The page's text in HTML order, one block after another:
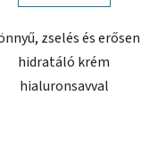
zselés és erősen
hidratáló krém
hialuronsavval